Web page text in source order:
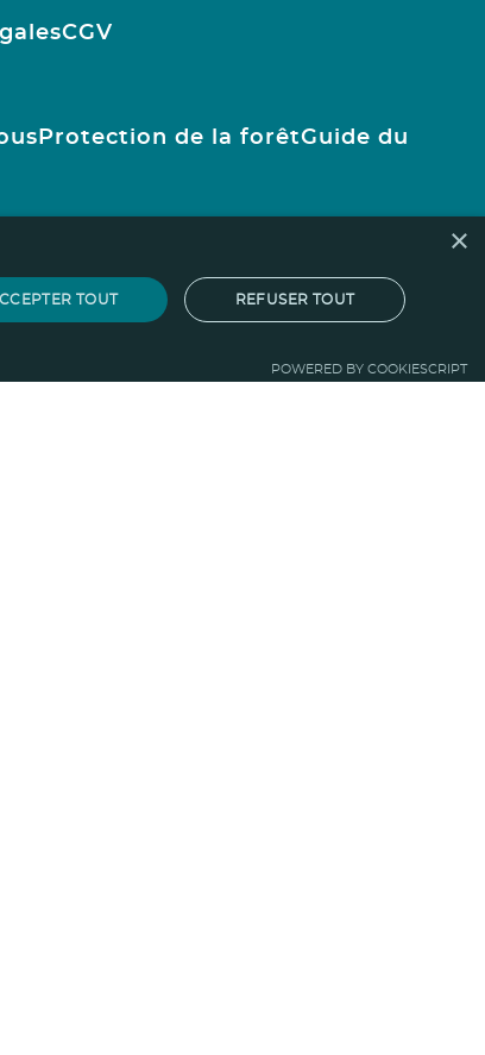
CGV
Protection de la forêtGuide du
×
TOUT REFUSER TOUT
POWERED BY COOKIESCRIPT